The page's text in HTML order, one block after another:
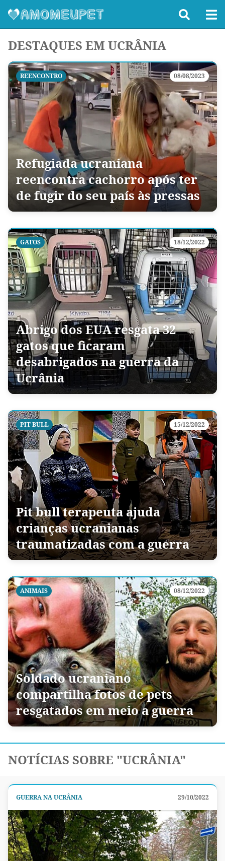
DESTAQUES EM UCRÂNIA
REENCONTRO 08/08/2023
Refugiada ucraniana
reencontra cachorro após ter
de fugir do seu país às pressas
GATOS 18/12/2022
Abrigo dos EUA resgata 32
gatos que ficaram
desabrigados na guerra da
Ucrânia
PIT BULL 15/12/2022
Pit bull terapeuta ajuda
crianças ucranianas
traumatizadas com a guerra
ANIMAIS 08/12/2022
Soldado ucraniano
compartilha fotos de pets
resgatados em meio a guerra
NOTÍCIAS SOBRE "UCRÂNIA"
GUERRA NA UCRÂNIA 29/10/2022